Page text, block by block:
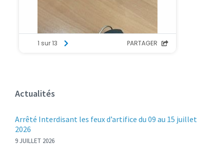
Actualités
Arrêté Interdisant les feux d’artifice du 09 au 15 juillet
2026
9 JUILLET 2026